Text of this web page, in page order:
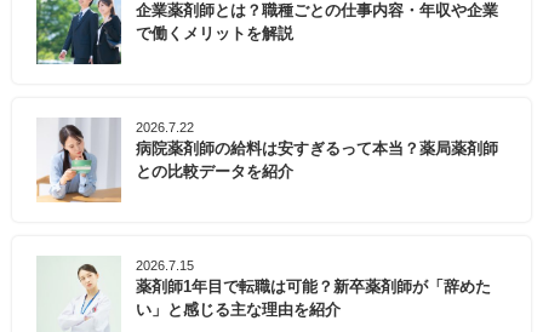
企業薬剤師とは？職種ごとの仕事内容・年収や企業
で働くメリットを解説
2026.7.22
病院薬剤師の給料は安すぎるって本当？薬局薬剤師
との比較データを紹介
2026.7.15
薬剤師1年目で転職は可能？新卒薬剤師が「辞めた
い」と感じる主な理由を紹介